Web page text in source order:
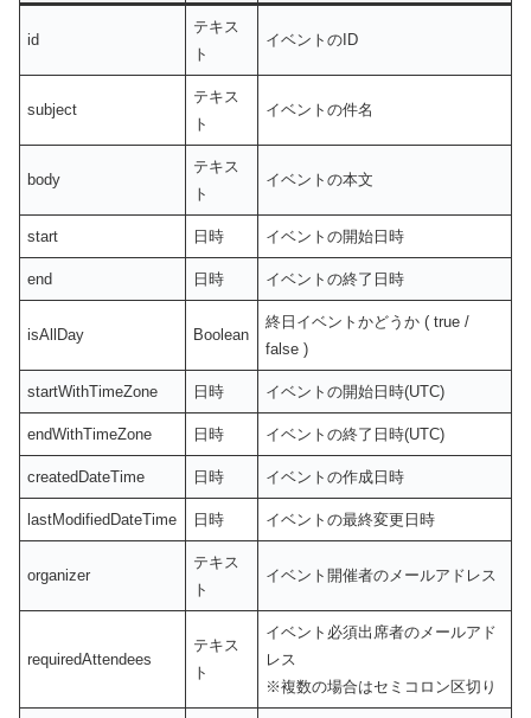
id
テキス
ト
イベントのID
subject
テキス
ト
イベントの件名
body
テキス
ト
イベントの本文
start 日時 イベントの開始日時
end 日時 イベントの終了日時
isAllDay Boolean
終日イベントかどうか ( true /
false )
startWithTimeZone 日時 イベントの開始日時(UTC)
endWithTimeZone 日時 イベントの終了日時(UTC)
createdDateTime 日時 イベントの作成日時
lastModifiedDateTime 日時 イベントの最終変更日時
organizer
テキス
ト
イベント開催者のメールアドレス
requiredAttendees
テキス
ト
イベント必須出席者のメールアド
レス
※複数の場合はセミコロン区切り